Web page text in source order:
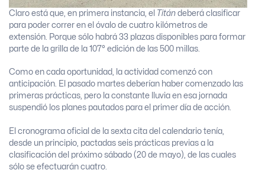
Claro está que, en primera instancia, el Titán deberá clasificar
para poder correr en el óvalo de cuatro kilómetros de
extensión. Porque sólo habrá 33 plazas disponibles para formar
parte de la grilla de la 107° edición de las 500 millas.
Como en cada oportunidad, la actividad comenzó con
anticipación. El pasado martes deberían haber comenzado las
primeras prácticas, pero la constante lluvia en esa jornada
suspendió los planes pautados para el primer día de acción.
El cronograma oficial de la sexta cita del calendario tenía,
desde un principio, pactadas seis prácticas previas a la
clasificación del próximo sábado (20 de mayo), de las cuales
sólo se efectuarán cuatro.